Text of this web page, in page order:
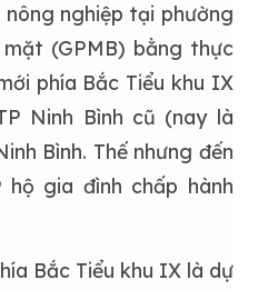
nghiệp tại phường
(GPMB) bằng thực
phía Bắc Tiểu khu IX
Ninh Bình cũ (nay là
Bình. Thế nhưng đến
hộ gia đình chấp hành
Bắc Tiểu khu IX là dự